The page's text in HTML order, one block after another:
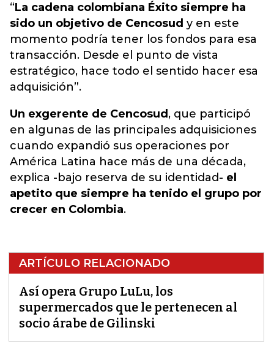
“La cadena colombiana Éxito siempre ha
sido un objetivo de Cencosud y en este
momento podría tener los fondos para esa
transacción. Desde el punto de vista
estratégico, hace todo el sentido hacer esa
adquisición”.
Un exgerente de Cencosud , que participó
en algunas de las principales adquisiciones
cuando expandió sus operaciones por
América Latina hace más de una década,
explica -bajo reserva de su identidad- el
apetito que siempre ha tenido el grupo por
crecer en Colombia.
ARTÍCULO RELACIONADO
Así opera Grupo LuLu, los
supermercados que le pertenecen al
socio árabe de Gilinski